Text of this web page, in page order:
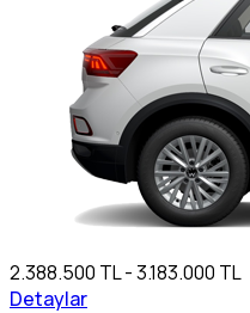
2.388.500 TL - 3.183.000 TL
Detaylar